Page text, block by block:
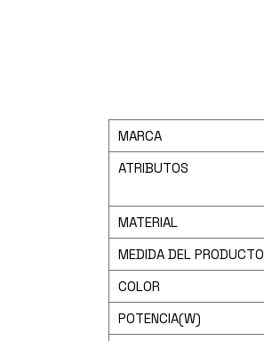
MARCA
ATRIBUTOS
MATERIAL
MEDIDA DEL PRODUCTO
COLOR
POTENCIA(W)